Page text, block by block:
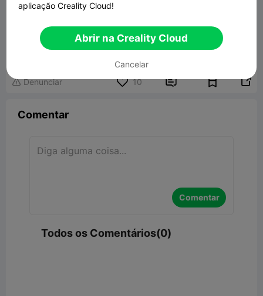
Articulated Night Fire Dragon
36.43MB Modelo 3D Relacionado
 Denunciar 10  
Comentar
Comentar
Todos os Comentários(0)
aplicação Creality Cloud!
Abrir na Creality Cloud
Cancelar